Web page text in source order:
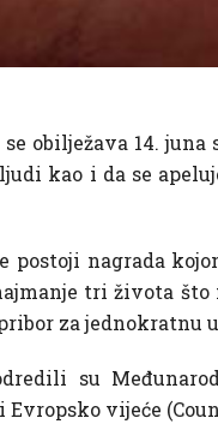
obilježava 14.
kao i da se
nagrada
tri života
za jednokratnu
su
vijeće